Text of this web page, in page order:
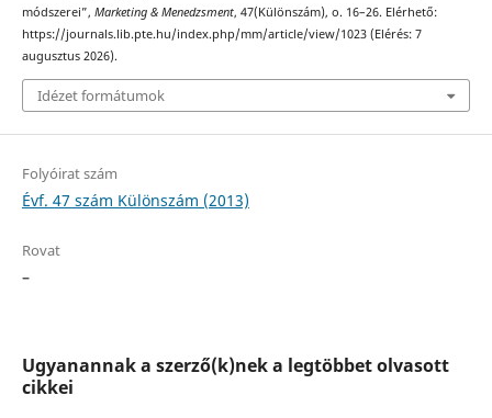
módszerei”, Marketing & Menedzsment, 47(Különszám), o. 16–26. Elérhető:
https://journals.lib.pte.hu/index.php/mm/article/view/1023 (Elérés: 7
augusztus 2026).
Idézet formátumok
Folyóirat szám
Évf. 47 szám Különszám (2013)
Rovat
–
Ugyanannak a szerző(k)nek a legtöbbet olvasott
cikkei